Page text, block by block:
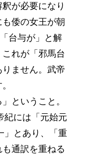
が必要になり
倭の女王が朝
台与が」と解
れが「邪馬台
ません。武帝
ということ。
紀には「元始元
」とあり、「重
通訳を重ねる